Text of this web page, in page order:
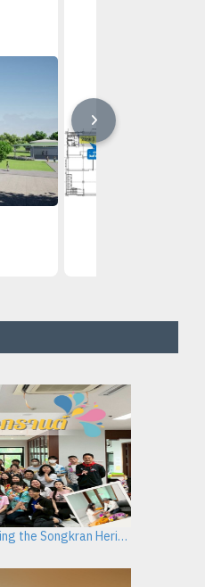
Future Engineering Joins in Preserving the Songkran Heritage